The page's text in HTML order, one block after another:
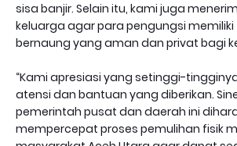
sisa banjir. Selain itu, kami juga
keluarga agar para pengungsi
bernaung yang aman dan privat bagi
“Kami apresiasi yang setinggi-
atensi dan bantuan yang diberikan.
pemerintah pusat dan daerah ini
mempercepat proses pemulihan fisik